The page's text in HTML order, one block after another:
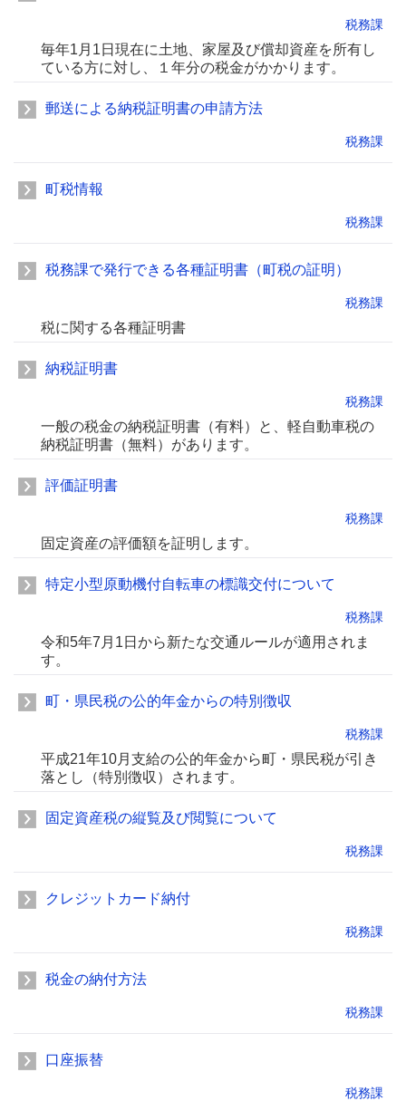
税務課
毎年1月1日現在に土地、家屋及び償却資産を所有し
ている方に対し、１年分の税金がかかります。
郵送による納税証明書の申請方法
税務課
町税情報
税務課
税務課で発行できる各種証明書（町税の証明）
税務課
税に関する各種証明書
納税証明書
税務課
一般の税金の納税証明書（有料）と、軽自動車税の
納税証明書（無料）があります。
評価証明書
税務課
固定資産の評価額を証明します。
特定小型原動機付自転車の標識交付について
税務課
令和5年7月1日から新たな交通ルールが適用されま
す。
町・県民税の公的年金からの特別徴収
税務課
平成21年10月支給の公的年金から町・県民税が引き
落とし（特別徴収）されます。
固定資産税の縦覧及び閲覧について
税務課
クレジットカード納付
税務課
税金の納付方法
税務課
口座振替
税務課